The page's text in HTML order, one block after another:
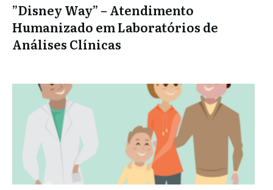
”Disney Way” – Atendimento
Humanizado em Laboratórios de
Análises Clínicas